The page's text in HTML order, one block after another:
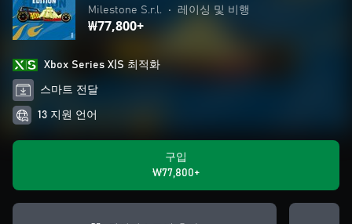
Milestone S.r.l. • 레이싱 및 비행
₩77,800+
Xbox Series X|S 최적화
스마트 전달
13 지원 언어
구입
₩77,800+